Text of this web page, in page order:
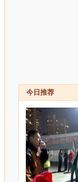
今日推荐